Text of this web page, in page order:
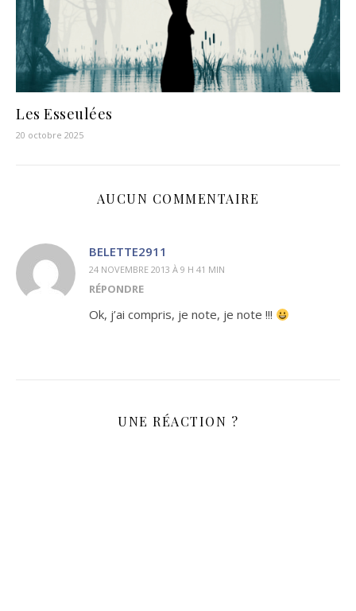
Les Esseulées
20 octobre 2025
AUCUN COMMENTAIRE
BELETTE2911
24 NOVEMBRE 2013 À 9 H 41 MIN
RÉPONDRE
Ok, j’ai compris, je note, je note !!!
UNE RÉACTION ?